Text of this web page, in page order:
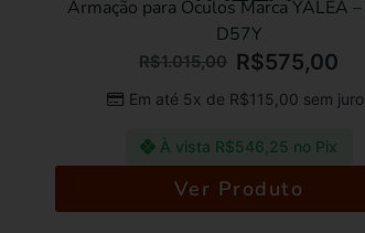
Armação para Óculos Marca YALEA –
D57Y
1.015,00 R$575,00
Em até 5x deR$115,00sem juros
À vista R$546,25 no Pix
Ver Produto